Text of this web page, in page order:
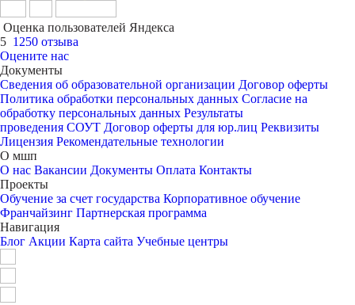
Оценка пользователей Яндекса
5 1250 отзыва
Оцените нас
Документы
Сведения об образовательной организации Договор оферты
Политика обработки персональных данных Согласие на
обработку персональных данных Результаты
проведения СОУТ Договор оферты для юр.лиц Реквизиты
Лицензия Рекомендательные технологии
О мшп
О нас Вакансии Документы Оплата Контакты
Проекты
Обучение за счет государства Корпоративное обучение
Франчайзинг Партнерская программа
Навигация
Блог Акции Карта сайта Учебные центры